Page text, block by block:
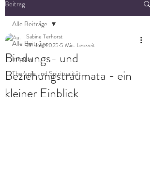
Beitrag
Alle Beiträge
Impulse
Therapie und Spiritualität
Alle Beiträge
Bindungs- und
Beziehungstraumata - ein
kleiner Einblick
Sabine Terhorst
27. Juni 2025 5 Min. Lesezeit